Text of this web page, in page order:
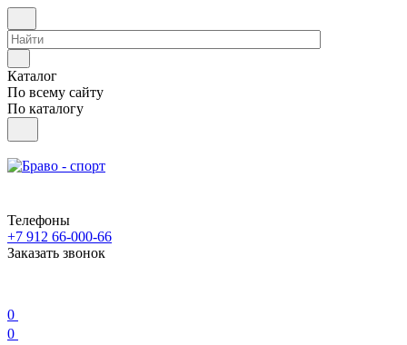
Каталог
По всему сайту
По каталогу
Телефоны
+7 912 66-000-66
Заказать звонок
0
0